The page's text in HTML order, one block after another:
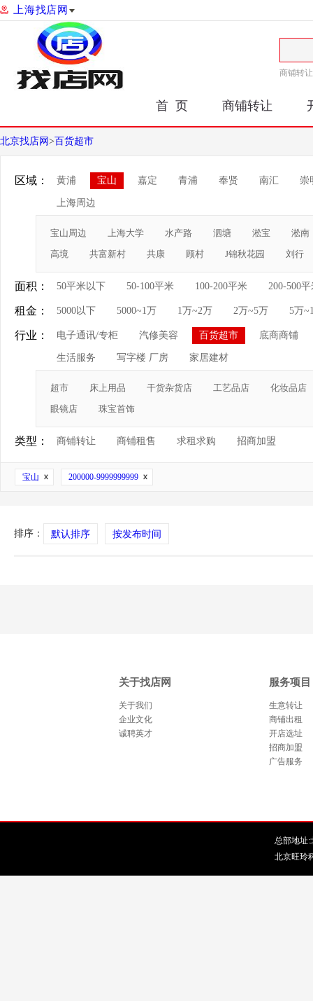
上海找店网
商铺转让
首 页 商铺转让
北京找店网 >百货超市
区域： 黄浦 宝山 嘉定 青浦 奉贤 南汇 崇
上海周边
宝山周边 上海大学 水产路 泗塘 淞宝
淞南
高境
共富新村 共康 顾村 J锦秋花园 刘行
面积： 50平米以下 50-100平米 100-200平米 200-500
租金： 5000以下 5000~1万 1万~2万 2万~5万 5万
行业： 电子通讯/专柜 汽修美容 百货超市 底商商铺
生活服务 写字楼 厂房 家居建材
超市 床上用品 干货杂货店 工艺品店
化妆品店
眼镜店
珠宝首饰
类型： 商铺转让 商铺租售 求租求购 招商加盟
宝山 200000-9999999999
排序： 默认排序 按发布时间
关于找店网
关于我们
企业文化
诚聘英才
服务项目
生意转让
商铺出租
开店选址
招商加盟
广告服务
总部地址:
北京旺玲